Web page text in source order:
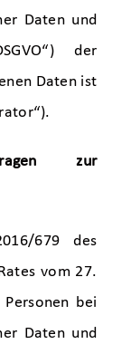
Daten und
der
Daten ist
zur
679 des
vom 27.
bei
Daten und